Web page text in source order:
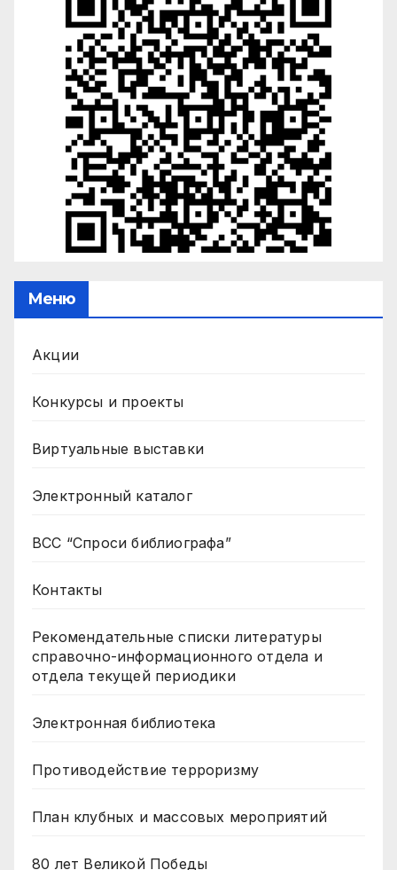
Меню
Акции
Конкурсы и проекты
Виртуальные выставки
Электронный каталог
ВСС “Спроси библиографа”
Контакты
Рекомендательные списки литературы
справочно-информационного отдела и
отдела текущей периодики
Электронная библиотека
Противодействие терроризму
План клубных и массовых мероприятий
80 лет Великой Победы